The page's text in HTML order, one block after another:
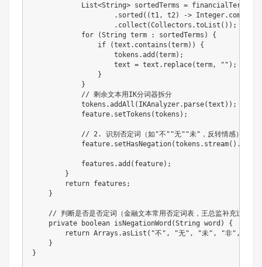
List<String> sortedTerms = financialTerms
. sorted ( (t1 , t2 ) -> Integer. compare
. collect (Collectors .toList ( ) ) ;
for
(String term : sortedTerms )
{
if
(text . contains (term) )
{
                    tokens
.add (term) ;
                    text
= text . replace(term , "" ) ;
}
}
// 剩余文本用IK分词器拆分
            tokens
.addAll ( IKAnalyzer. parse(text ) ) ;
            feature
. setTokens (tokens ) ;
// 2. 识别否定词（如"不""无""未"，反转情感）
            feature
. setHasNegation(tokens . stream( ) .
            features
.add ( feature) ;
}
return features ;
}
// 判断是否是否定词（金融文本常用否定词表，王总监补充过"非
private
boolean isNegationWord (String word )
{
return Arrays .asList ( "不" , "无" , "未" , "非" ,
}
}